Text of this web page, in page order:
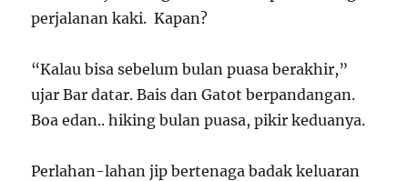
perjalanan kaki. Kapan?
“Kalau bisa sebelum bulan puasa berakhir,”
ujar Bar datar. Bais dan Gatot berpandangan.
Boa edan.. hiking bulan puasa, pikir keduanya.
Perlahan-lahan jip bertenaga badak keluaran